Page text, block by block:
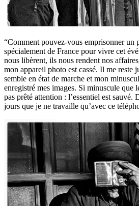
“Comment pouvez-vous emprisonner un
spécialement de France pour vivre cet
nous libèrent, ils nous rendent nos
mon appareil photo est cassé. Il me reste
semble en état de marche et mon
enregistré mes images. Si minuscule que
pas prêté attention : l’essentiel est sauvé.
jours que je ne travaille qu’avec ce